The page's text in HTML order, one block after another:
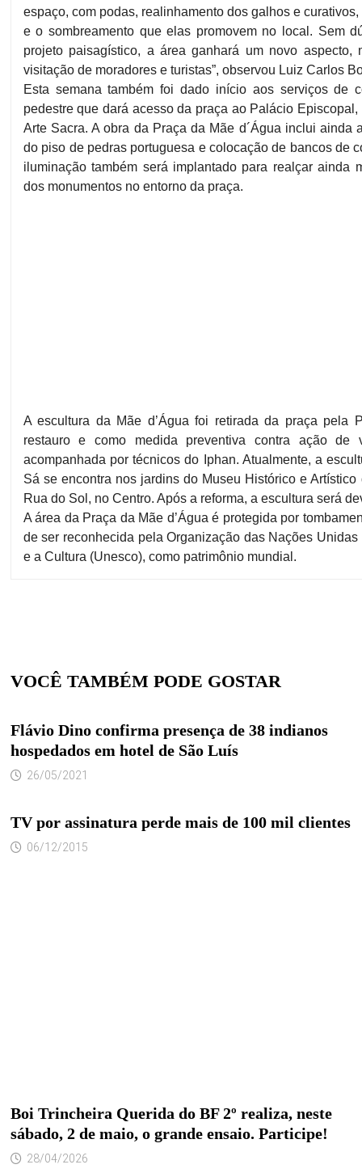
espaço, com podas, realinhamento dos galhos e
e o sombreamento que elas promovem no local. Sem
projeto paisagístico, a área ganhará um novo aspecto,
visitação de moradores e turistas”, observou Luiz Carlos
Esta semana também foi dado início aos serviços de
pedestre que dará acesso da praça ao Palácio
Arte Sacra. A obra da Praça da Mãe d´Água inclui ainda
do piso de pedras portuguesa e colocação de bancos de
iluminação também será implantado para realçar ainda
dos monumentos no entorno da praça.
A escultura da Mãe d’Água foi retirada da praça pela
restauro e como medida preventiva contra ação de
acompanhada por técnicos do Iphan. Atualmente, a
Sá se encontra nos jardins do Museu Histórico e
Rua do Sol, no Centro. Após a reforma, a escultura será
A área da Praça da Mãe d’Água é protegida por
de ser reconhecida pela Organização das Nações
e a Cultura (Unesco), como patrimônio mundial.
VOCÊ TAMBÉM PODE GOSTAR
Flávio Dino confirma presença de 38 indianos
hospedados em hotel de São Luís
26/05/2021
TV por assinatura perde mais de 100 mil clientes
06/12/2015
Boi Trincheira Querida do BF 2º realiza, neste
sábado, 2 de maio, o grande ensaio. Participe!
28/04/2026